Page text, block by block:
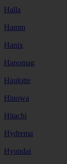
Halla
Hamm
Hanix
Hanomag
Haulotte
Hinowa
Hitachi
Hydrema
Hyundai